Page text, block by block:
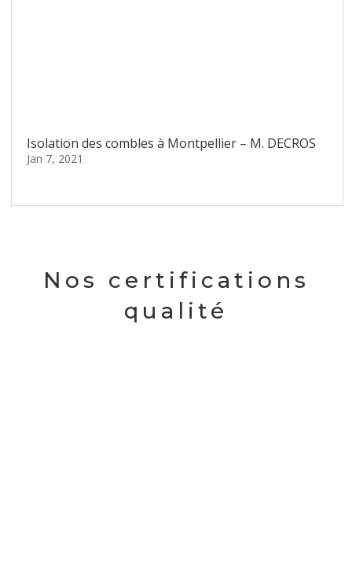
Isolation des combles à Montpellier – M. DECROS
Jan 7, 2021
Nos certifications
qualité